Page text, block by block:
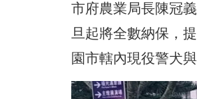
市府農業局長陳冠
旦起將全數納保，
園市轄內現役警犬